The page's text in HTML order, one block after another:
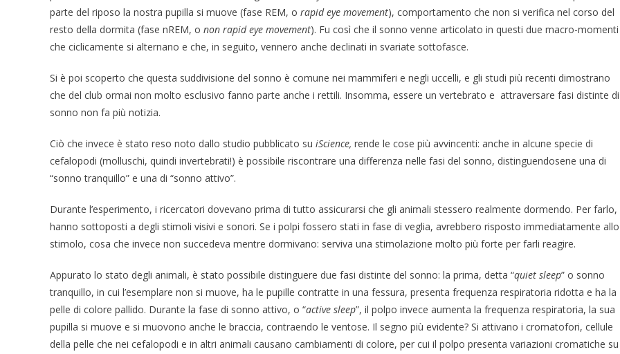
parte del riposo la nostra pupilla si muove (fase REM, o rapid eye movement), comportamento che non si verifica nel corso del
resto della dormita (fase nREM, o non rapid eye movement). Fu così che il sonno venne articolato in questi due macro-momenti
che ciclicamente si alternano e che, in seguito, vennero anche declinati in svariate sottofasce.
Si è poi scoperto che questa suddivisione del sonno è comune nei mammiferi e negli uccelli, e gli studi più recenti dimostrano
che del club ormai non molto esclusivo fanno parte anche i rettili. Insomma, essere un vertebrato e attraversare fasi distinte di
sonno non fa più notizia.
Ciò che invece è stato reso noto dallo studio pubblicato su iScience, rende le cose più avvincenti: anche in alcune specie di
cefalopodi (molluschi, quindi invertebrati!) è possibile riscontrare una differenza nelle fasi del sonno, distinguendosene una di
“sonno tranquillo” e una di “sonno attivo”.
Durante l’esperimento, i ricercatori dovevano prima di tutto assicurarsi che gli animali stessero realmente dormendo. Per farlo,
hanno sottoposti a degli stimoli visivi e sonori. Se i polpi fossero stati in fase di veglia, avrebbero risposto immediatamente allo
stimolo, cosa che invece non succedeva mentre dormivano: serviva una stimolazione molto più forte per farli reagire.
Appurato lo stato degli animali, è stato possibile distinguere due fasi distinte del sonno: la prima, detta “quiet sleep” o sonno
tranquillo, in cui l’esemplare non si muove, ha le pupille contratte in una fessura, presenta frequenza respiratoria ridotta e ha la
pelle di colore pallido. Durante la fase di sonno attivo, o “active sleep”, il polpo invece aumenta la frequenza respiratoria, la sua
pupilla si muove e si muovono anche le braccia, contraendo le ventose. Il segno più evidente? Si attivano i cromatofori, cellule
della pelle che nei cefalopodi e in altri animali causano cambiamenti di colore, per cui il polpo presenta variazioni cromatiche su